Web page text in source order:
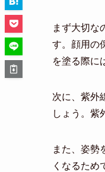
まず大切な
す。顔用の
を塗る際に
次に、紫外
しょう。紫
また、姿勢
くなるため